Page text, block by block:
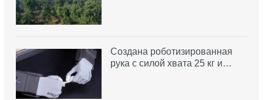
Создана роботизированная
рука с силой хвата 25 кг и…